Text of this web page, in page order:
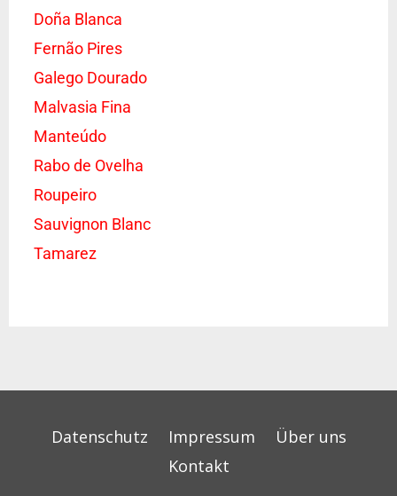
Doña Blanca
Fernão Pires
Galego Dourado
Malvasia Fina
Manteúdo
Rabo de Ovelha
Roupeiro
Sauvignon Blanc
Tamarez
Datenschutz Impressum
Über uns
Kontakt